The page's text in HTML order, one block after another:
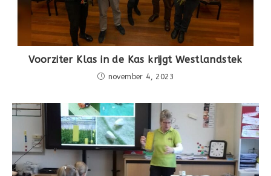
Voorziter Klas in de Kas krijgt Westlandstek
november 4, 2023